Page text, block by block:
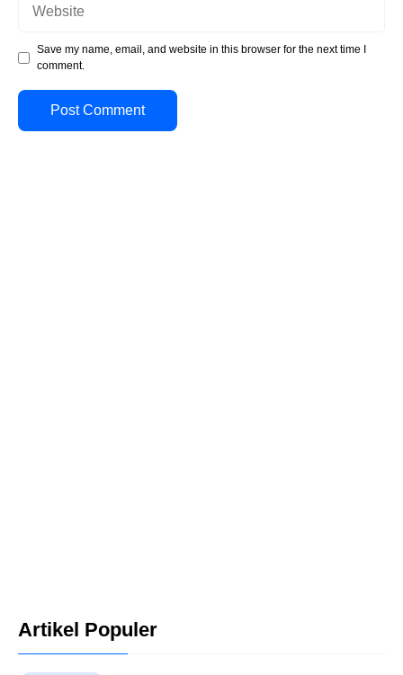
Save my name, email, and website in this browser for the next time I
comment.
Artikel Populer